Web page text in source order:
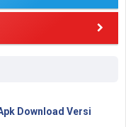
Download Versi